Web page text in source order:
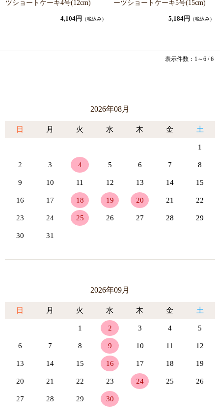
ツショートケーキ4号(12cm)
4,104円 （税込み）
ーツショートケーキ5号(15cm)
5,184円 （税込み）
表示件数：1～6 / 6
2026年08月
日 月 火 水 木 金 土
1
2 3 4 5 6 7 8
9 10 11 12 13 14 15
16 17 18 19 20 21 22
23 24 25 26 27 28 29
30 31
2026年09月
日 月 火 水 木 金 土
1 2 3 4 5
6 7 8 9 10 11 12
13 14 15 16 17 18 19
20 21 22 23 24 25 26
27 28 29 30